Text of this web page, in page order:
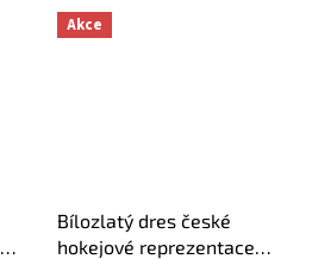
Akce
Bílozlatý dres české
hokejové reprezentace